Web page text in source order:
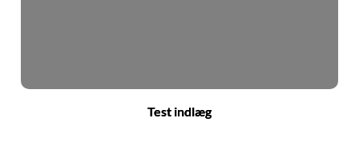
Test indlæg